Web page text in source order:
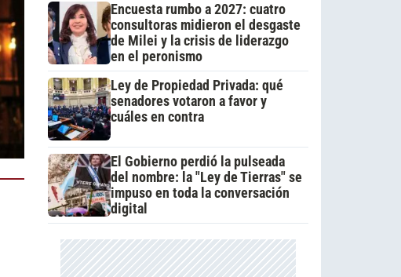
Encuesta rumbo a 2027: cuatro
consultoras midieron el desgaste
de Milei y la crisis de liderazgo
en el peronismo
Ley de Propiedad Privada: qué
senadores votaron a favor y
cuáles en contra
El Gobierno perdió la pulseada
del nombre: la "Ley de Tierras" se
impuso en toda la conversación
digital